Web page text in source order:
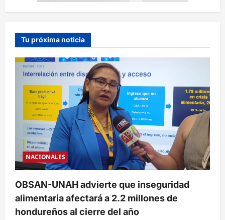
Tu próxima noticia
NACIONALES
OBSAN-UNAH advierte que inseguridad
alimentaria afectará a 2.2 millones de
hondureños al cierre del año